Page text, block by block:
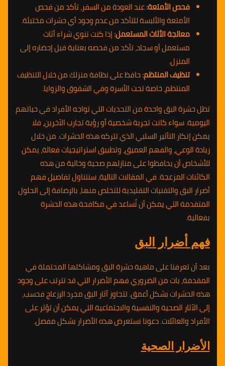
فحص الأمتعة:عند العودة من السفر، تأكد من فحص
الأمتعة والألبسة للتأكد من عدم وجود أي حشرات مختبئة.
معالجة الأثاث المستعمل:إذا كنت تنوي شراء أثاث
مستعمل أو سجاد، تأكد من فحصه بعناية قبل إحضاره إلى
المنزل.
تنظيف المنتظم:حافظ على نظافة منزلك من خلال التنظيف
المنتظم، خاصة تحت الأسرة وفي الشقوق والزوايا.
تظل حشرة البق واحدة من التحديات التي تواجه الأفراد في حياتهم
اليومية. سواء كانت تجربة شخصية أو رؤية تجارب الآخرين، فلا
يمكن إنكار التأثير السلبي الذي تتركه هذه الحشرات. من خلال
زيادة الوعي، والفهم العميق، وتطبيق استراتيجيات فعالة، يمكن
للأشخاص أن يحافظوا على منازلهم صحية وخالية من هذه
الكائنات المزعجة. في المقالات التالية، سنتناول تفاصيل فهم
أضرار البق والتقنيات التقليدية للتخلص منها، بالإضافة إلى الحلول
المتقدمة التي يمكن أن تُساعد في مكافحة هذه الحشرة
بفعالية.
فهم أضرار البق
بعد أن تعرفنا على ماهية حشرة البق ومشاكلها المحتملة في
المقدمة، بات من الضروري فهم الأضرار التي قد تترتب على وجود
هذه الحشرات بشكل أعمق. تتجاوز آثار البق مجرد الإزعاج فحسب،
إلى الآثار الصحية والنفسية والاجتماعية التي يمكن أن تؤثر على
الأفراد والعائلات. دعونا نستعرض هذه الأضرار بشكل مفصل.
الأضرار الصحية